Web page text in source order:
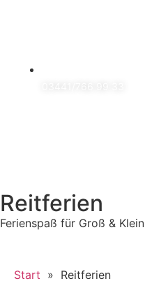
Reitferien
Ferienspaß für Groß & Klein
Start » Reitferien